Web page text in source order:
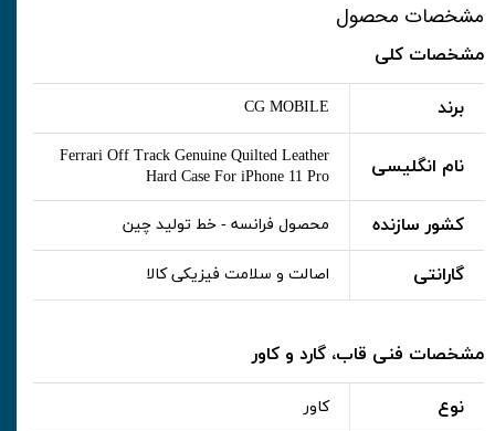
مشخصات محصول
مشخصات کلی
برند CG MOBILE
نام انگلیسی
Ferrari Off Track Genuine Quilted Leather
Hard Case For iPhone 11 Pro
کشور سازنده محصول فرانسه - خط تولید چین
گارانتی اصالت و سلامت فیزیکی کالا
مشخصات فنی قاب، گارد و کاور
نوع کاور